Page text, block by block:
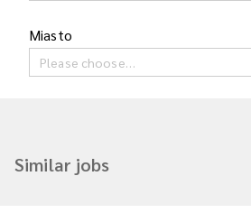
Miasto
Please choose…
Similar jobs